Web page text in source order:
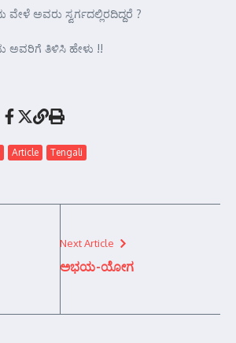
ವೇಳೆ ಅವರು ಸ್ವರ್ಗದಲ್ಲಿರದಿದ್ದರೆ ?
ಅವರಿಗೆ ತಿಳಿಸಿ ಹೇಳು !!
Article Tengali
Next Article
ಅಭಯ-ಯೋಗ